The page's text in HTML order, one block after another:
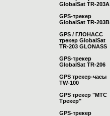
GlobalSat TR-203А
GPS-трекер
GlobalSat TR-203B
GPS / ГЛОНАСС
трекер GlobalSat
TR-203 GLONASS
GPS-трекер
GlobalSat TR-206
GPS трекер-часы
TW-100
GPS трекер "МТС
Трекер"
GPS-трекер